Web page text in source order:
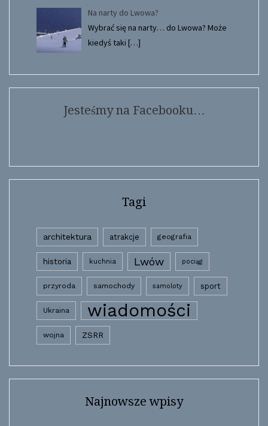
Na narty do Lwowa?
Wybrać się na narty… do Lwowa? Może
kiedyś taki […]
Jesteśmy na Facebooku…
Tagi
architektura atrakcje geografia
historia kuchnia Lwów pociąg
przyroda samochody samoloty sport
Ukraina wiadomości
wojna ZSRR
Najnowsze wpisy